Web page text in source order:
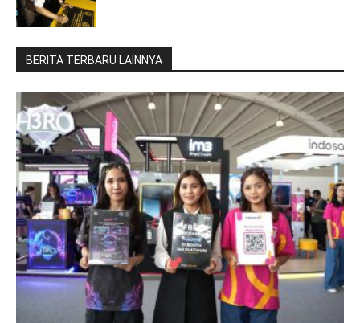
BERITA TERBARU LAINNYA